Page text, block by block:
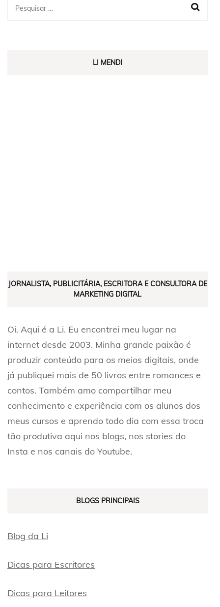
LI MENDI
JORNALISTA, PUBLICITÁRIA, ESCRITORA E CONSULTORA DE
MARKETING DIGITAL
Oi. Aqui é a Li. Eu encontrei meu lugar na
internet desde 2003. Minha grande paixão é
produzir conteúdo para os meios digitais, onde
já publiquei mais de 50 livros entre romances e
contos. Também amo compartilhar meu
conhecimento e experiência com os alunos dos
meus cursos e aprendo todo dia com essa troca
tão produtiva aqui nos blogs, nos stories do
Insta e nos canais do Youtube.
BLOGS PRINCIPAIS
Blog da Li
Dicas para Escritores
Dicas para Leitores